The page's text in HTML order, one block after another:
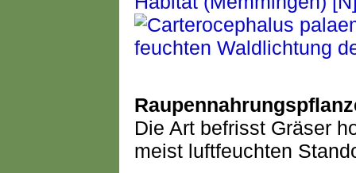
Die Art befrisst Gräser
meist luftfeuchten